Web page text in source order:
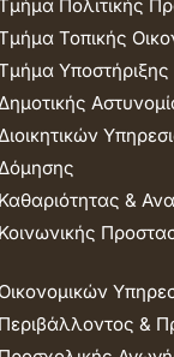
Πολιτικής
Τοπικής
Υποστήριξης
&
&